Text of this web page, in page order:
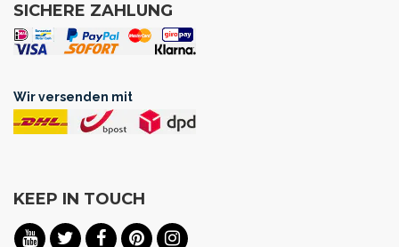
SICHERE ZAHLUNG
Wir versenden mit
KEEP IN TOUCH